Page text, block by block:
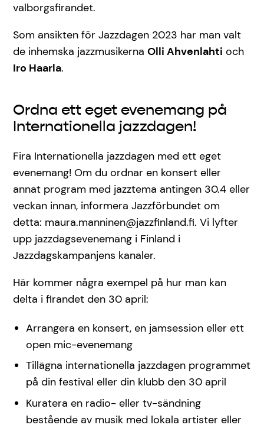
valborgsfirandet.
Som ansikten för Jazzdagen 2023 har man valt
de inhemska jazzmusikerna Olli Ahvenlahti och
Iro Haarla.
Ordna ett eget evenemang på
Internationella jazzdagen!
Fira Internationella jazzdagen med ett eget
evenemang! Om du ordnar en konsert eller
annat program med jazztema antingen 30.4 eller
veckan innan, informera Jazzförbundet om
detta: maura.manninen@jazzfinland.fi. Vi lyfter
upp jazzdagsevenemang i Finland i
Jazzdagskampanjens kanaler.
Här kommer några exempel på hur man kan
delta i firandet den 30 april:
Arrangera en konsert, en jamsession eller ett
open mic-evenemang
Tillägna internationella jazzdagen programmet
på din festival eller din klubb den 30 april
Kuratera en radio- eller tv-sändning
bestående av musik med lokala artister eller